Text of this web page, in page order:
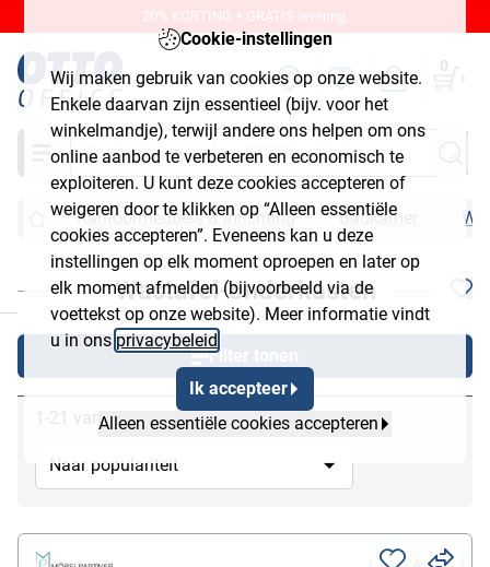
Cookie-instellingen
Wij maken gebruik van cookies op onze website.
Enkele daarvan zijn essentieel (bijv. voor het
winkelmandje), terwijl andere ons helpen om ons
online aanbod te verbeteren en economisch te
exploiteren. U kunt deze cookies accepteren of
weigeren door te klikken op “Alleen essentiële
cookies accepteren”. Eveneens kan u deze
instellingen op elk moment oproepen en later op
elk moment afmelden (bijvoorbeeld via de
voettekst op onze website). Meer informatie vindt
u in ons privacybeleid
Ik accepteer
Alleen essentiële cookies accepteren
20% KORTING + GRATIS levering.
0
Zoeken
Kantoormeubels & inrichting Badkamer
Wastafel-onderkasten
Filter tonen
1-21 van 21